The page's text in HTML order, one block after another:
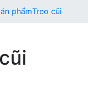
phẩmTreo cũi